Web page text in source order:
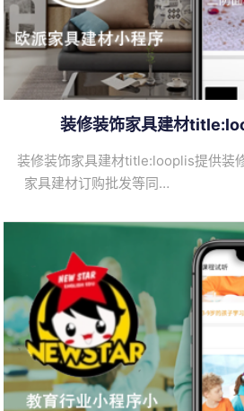
装修装饰家具建材
装修装饰家具建材title:looplis提供装
家具建材订购批发等同…